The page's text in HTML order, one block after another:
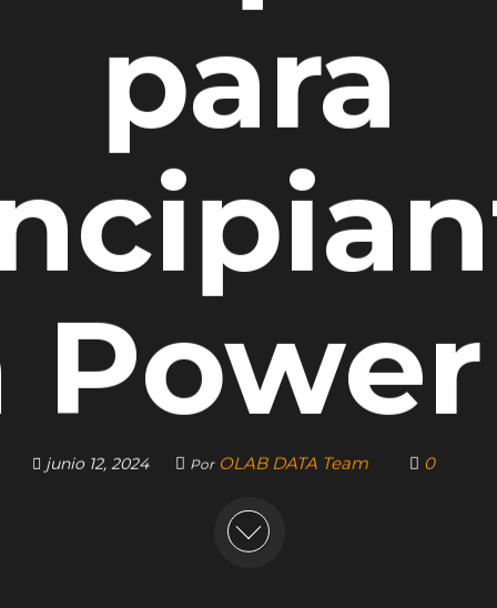
para
junio 12, 2024 Por OLAB DATA Team 0